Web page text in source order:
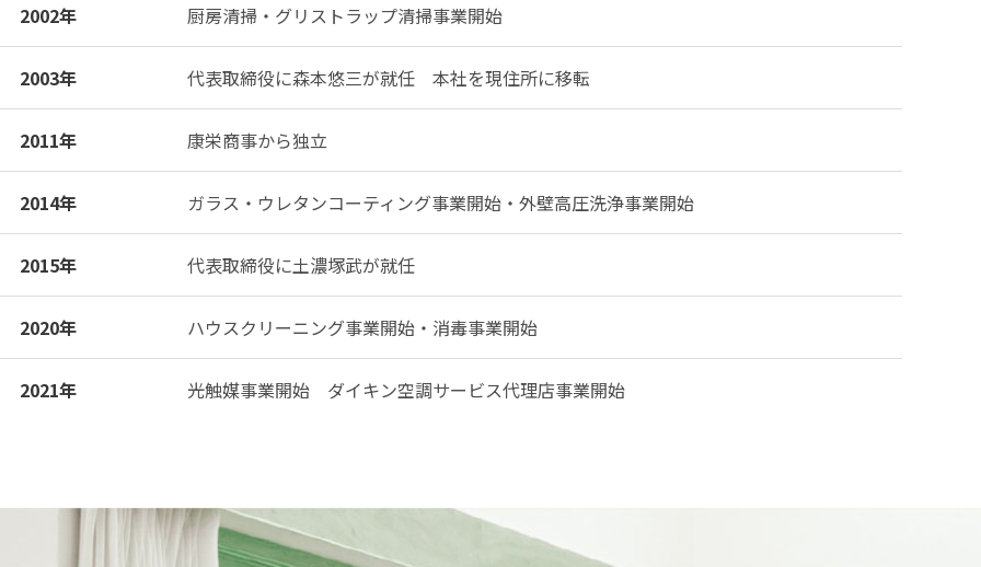
2002年 厨房清掃・グリストラップ清掃事業開始
2003年 代表取締役に森本悠三が就任 本社を現住所に移転
2011年 康栄商事から独立
2014年 ガラス・ウレタンコーティング事業開始・外壁高圧洗浄事業開始
2015年 代表取締役に土濃塚武が就任
2020年 ハウスクリーニング事業開始・消毒事業開始
2021年 光触媒事業開始 ダイキン空調サービス代理店事業開始